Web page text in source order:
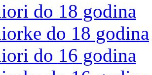
do 18 godina
do 18 godina
do 16 godina